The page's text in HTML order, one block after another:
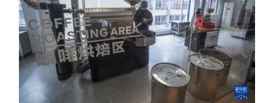
文化 书画 健康 军事
访谈 视频 图片 政务
法律 金融 汽车
信息化 数字经济